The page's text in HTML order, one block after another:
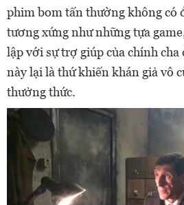
phim bom tấn thường không có
tương xứng như những tựa
lập với sự trợ giúp của chính cha
này lại là thứ khiến khán giả vô
thưởng thức.